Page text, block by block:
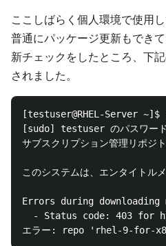
ここしばらく個人環境で使用
普通にパッケージ更新もでき
新チェックをしたところ、下
されました。
[testuser@RHEL-Server
[sudo] testuser のパスワー
サブスクリプション管理リポジ
このシステムは、エンタイト
Errors during
- Status code: 403 for